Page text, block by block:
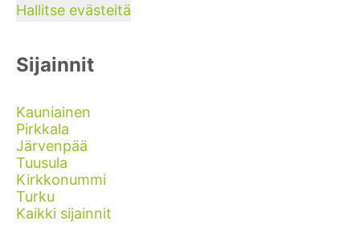
Hallitse evästeitä
Sijainnit
Kauniainen
Pirkkala
Järvenpää
Tuusula
Kirkkonummi
Turku
Kaikki sijainnit